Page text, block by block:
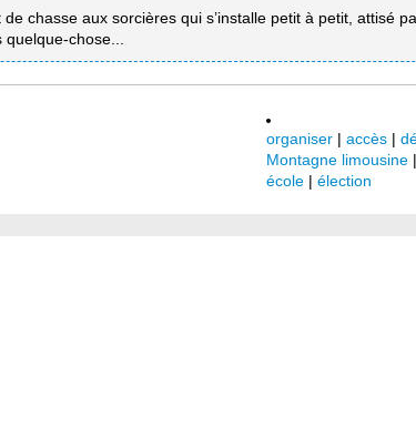
chasse aux sorcières qui s’installe petit à petit, attisé
chose...
organiser | accès |
Montagne limousine |
école | élection